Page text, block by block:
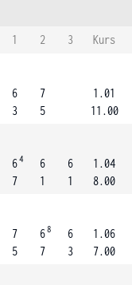
1 2 3
Kurs
6
3
7
5
1.01
11.00
64
7
6
1
6
1
1.04
8.00
7
5
68
7
6
3
1.06
7.00